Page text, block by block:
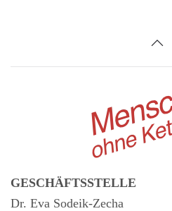
GESCHÄFTSSTELLE
Dr. Eva Sodeik-Zecha